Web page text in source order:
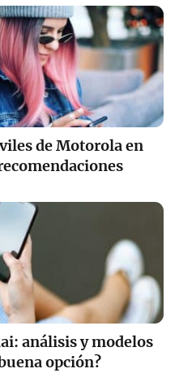
de Motorola en
análisis y modelos
opción?